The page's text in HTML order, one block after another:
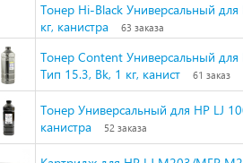
Тонер Hi-Black Универсальный
кг, канистра
63 заказа
Тонер Content Универсальный для
Тип 15.3, Bk, 1 кг, канист
61 заказ
Тонер Универсальный для НР LJ
канистра
52 заказа